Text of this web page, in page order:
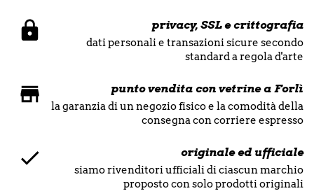
privacy, SSL e crittografia
dati personali e transazioni sicure secondo
standard a regola d'arte
punto vendita con vetrine a Forlì
la garanzia di un negozio fisico e la comodità della
consegna con corriere espresso
originale ed ufficiale
siamo rivenditori ufficiali di ciascun marchio
proposto con solo prodotti originali